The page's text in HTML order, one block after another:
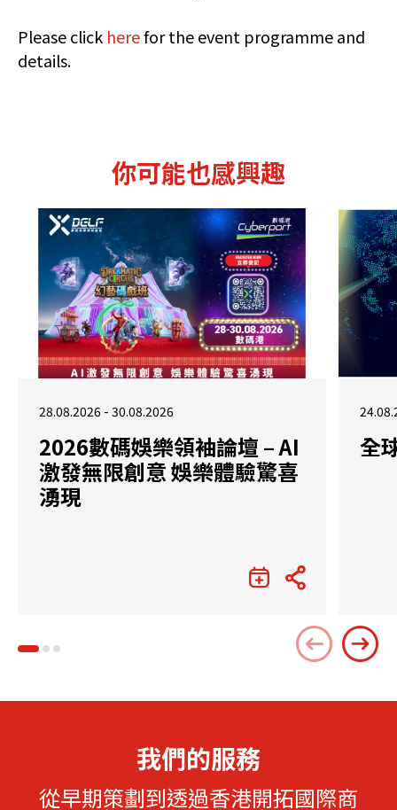
Please click herefor the event programme and
details.
你可能也感興趣
28.08.2026 - 30.08.2026
2026數碼娛樂領袖論壇 – AI
激發無限創意 娛樂體驗驚喜
湧現
全
我們的服務
從早期策劃到透過香港開拓國際商